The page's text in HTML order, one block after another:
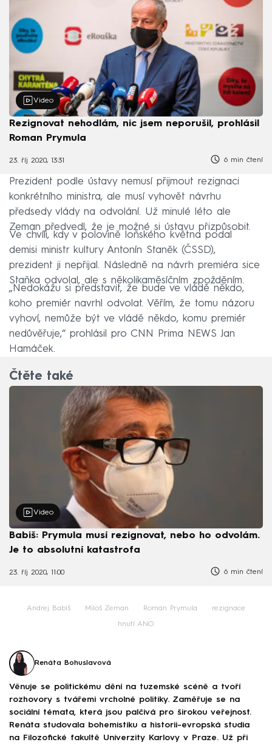
Video
Rezignovat nehodlám, nic jsem neporušil, prohlásil
Roman Prymula
23. říj 2020, 13:31 6 min čtení
Prezident podle ústavy nemusí přijmout rezignaci
konkrétního ministra, ale musí vyhovět návrhu
předsedy vlády na odvolání. Už minulé léto ale
Zeman předvedl, že je možné si ústavu přizpůsobit.
Ve chvíli, kdy v polovině loňského května podal
demisi ministr kultury Antonín Staněk (ČSSD),
prezident ji nepřijal. Následně na návrh premiéra sice
Staňka odvolal, ale s několikaměsíčním zpožděním.
„Nedokážu si představit, že bude ve vládě někdo,
koho premiér navrhl odvolat. Věřím, že tomu názoru
vyhoví, nemůže být ve vládě někdo, komu premiér
nedůvěřuje,“ prohlásil pro CNN Prima NEWS Jan
Hamáček.
Čtěte také
Video
Babiš: Prymula musí rezignovat, nebo ho odvolám.
Je to absolutní katastrofa
23. říj 2020, 11:00 6 min čtení
Andrej Babiš Miloš Zeman Roman Prymula rezignace
hnutí ANO
Renáta Bohuslavová
Věnuje se politickému dění na tuzemské scéně a tvoří
rozhovory s tvářemi vrcholné politiky. Zaměřuje se na
sociální témata, která jsou palčivá pro širokou veřejnost.
Renáta studovala bohemistiku a historii-evropská studia
na Filozofické fakultě Univerzity Karlovy v Praze. Už při